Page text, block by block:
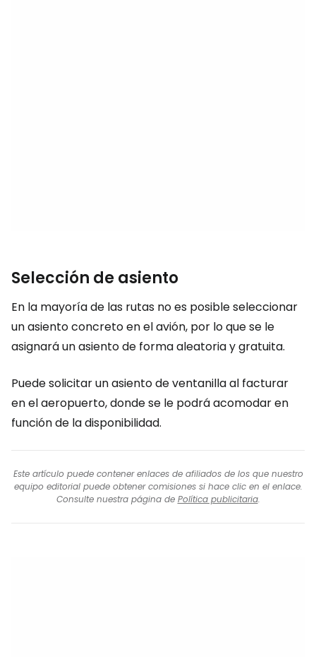
Selección de asiento
En la mayoría de las rutas no es posible seleccionar
un asiento concreto en el avión, por lo que se le
asignará un asiento de forma aleatoria y gratuita.
Puede solicitar un asiento de ventanilla al facturar
en el aeropuerto, donde se le podrá acomodar en
función de la disponibilidad.
Este artículo puede contener enlaces de afiliados de los que nuestro
equipo editorial puede obtener comisiones si hace clic en el enlace.
Consulte nuestra página de Política publicitaria.